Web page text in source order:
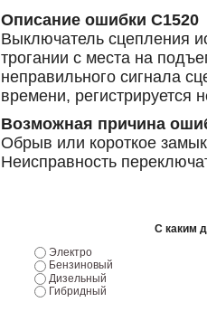
Описание ошибки C1520
Выключатель сцепления
трогании с места на
неправильного сигнала
времени, регистрируется
Возможная причина
Обрыв или короткое
Неисправность
С каким
Электро
Бензиновый
Дизельный
Гибридный